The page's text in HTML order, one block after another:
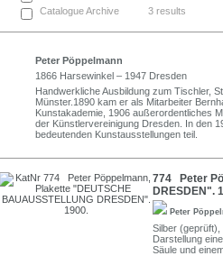
Catalogue Archive
3 results
Peter Pöppelmann
1866 Harsewinkel – 1947 Dresden
Handwerkliche Ausbildung zum Tischler,
Münster.1890 kam er als Mitarbeiter
Kunstakademie, 1906 außerordentliches
der Künstlervereinigung Dresden. In den
bedeutenden Kunstausstellungen teil.
774 Peter
DRESDEN".
Peter
Silber (geprüft),
Darstellung
Säule und